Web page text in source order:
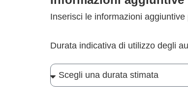
Inserisci le informazioni
Durata indicativa di utilizzo degli